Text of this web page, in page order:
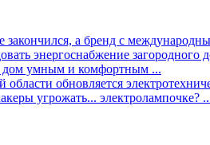
закончился, а бренд с
энергоснабжение загородного
умным и комфортным ...
обновляется
угрожать... электролампочке?